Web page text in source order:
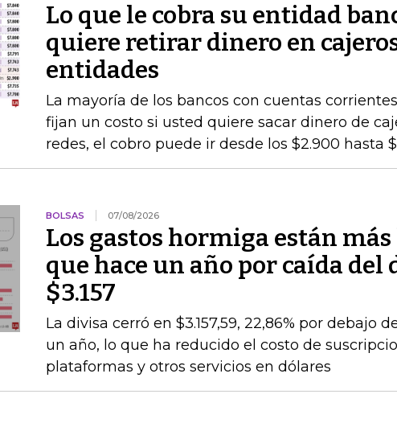
Lo que le cobra su entidad
quiere retirar dinero en
entidades
La mayoría de los bancos con cuentas
fijan un costo si usted quiere sacar dinero de
redes, el cobro puede ir desde los $2.900 hasta
BOLSAS 07/08/2026
Los gastos hormiga están
que hace un año por caída del
$3.157
La divisa cerró en $3.157,59, 22,86% por debajo
un año, lo que ha reducido el costo de
plataformas y otros servicios en dólares